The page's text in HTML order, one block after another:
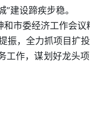
建设蹄疾步稳。
市委经济工作会议
振，全力抓项目扩
工作，谋划好龙头